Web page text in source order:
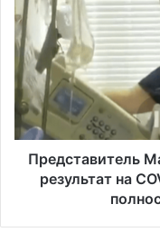
с
ы
в
в
е
д
с
и
Представитель
результат на